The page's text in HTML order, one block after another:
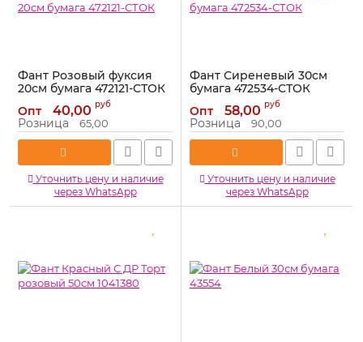
Фант Розовый фуксия
20см бумага 472121-СТОК
Артикул: 472121-СТОК
Опт 40,00 руб
Розница 65,00
Уточнить цену и наличие
через WhatsApp
Фант Сиреневый 30см
бумага 472534-СТОК
Артикул: 472534-СТОК
Опт 58,00 руб
Розница 90,00
Уточнить цену и наличие
через WhatsApp